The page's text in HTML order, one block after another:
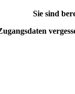
Sie sind